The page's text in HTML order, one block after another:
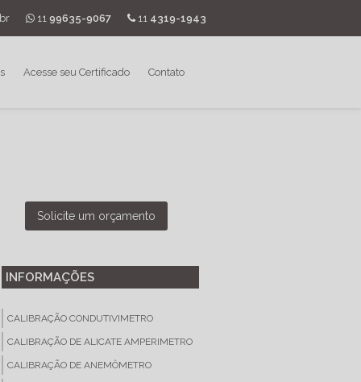
11 4319-1943
11 99635-9067
Acesse seu Certificado Contato
Solicite um orçamento
INFORMAÇÕES
CALIBRAÇÃO CONDUTIVIMETRO
CALIBRAÇÃO DE ALICATE AMPERIMETRO
CALIBRAÇÃO DE ANEMÔMETRO